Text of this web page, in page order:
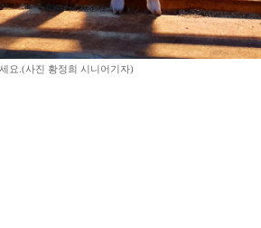
요.(사진 황정희 시니어기자)